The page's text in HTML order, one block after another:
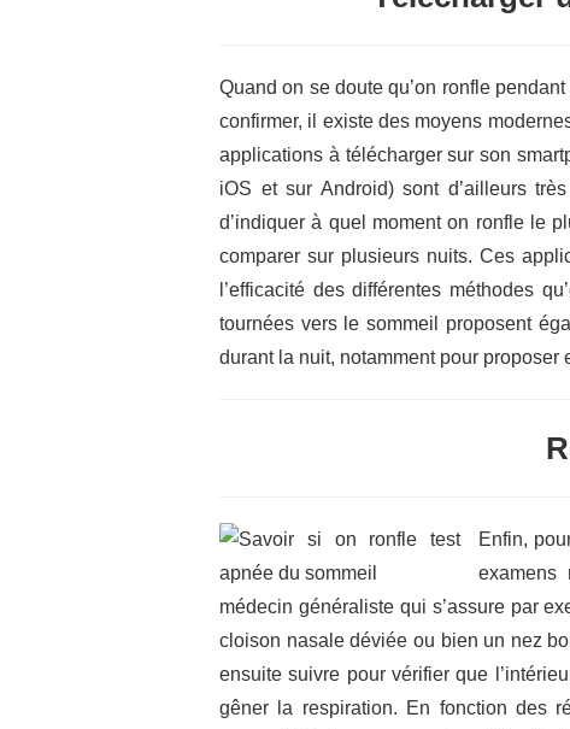
Quand on se doute qu’on ronfle
confirmer, il existe des moyens
applications à télécharger sur son
iOS et sur Android) sont d’ailleurs
d’indiquer à quel moment on ronfle le
comparer sur plusieurs nuits. Ces
l’efficacité des différentes méthodes
tournées vers le sommeil proposent
durant la nuit, notamment pour
Enfin,
examens
médecin généraliste qui s’assure par
cloison nasale déviée ou bien un nez
ensuite suivre pour vérifier que
gêner la respiration. En fonction des